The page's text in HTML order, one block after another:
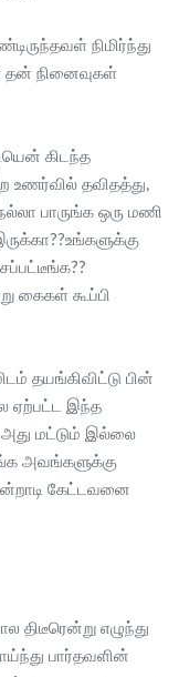
நிமிர்ந்து
நினைவுகள்
கிடந்த
உணர்வில் தவிதத்து,
பாருங்க ஒரு மணி
கைகள் கூப்பி
தயங்கிவிட்டு பின்
ஏற்பட்ட இந்த
மட்டும் இல்லை
அவங்களுக்கு
கேட்டவனை
திடீரென்று எழுந்து
பார்தவளின்